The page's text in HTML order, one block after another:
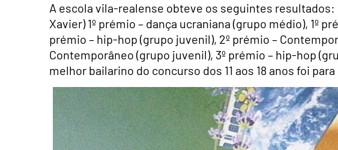
A escola vila-realense obteve os seguintes resultados:
Xavier) 1º prémio – dança ucraniana (grupo médio), 1º
prémio – hip-hop (grupo juvenil), 2º prémio –
Contemporâneo (grupo juvenil), 3º prémio – hip-hop
melhor bailarino do concurso dos 11 aos 18 anos foi